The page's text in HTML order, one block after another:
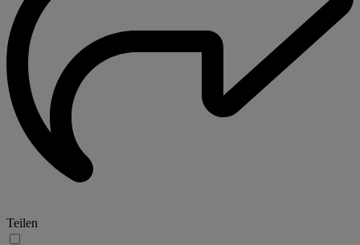
Teilen